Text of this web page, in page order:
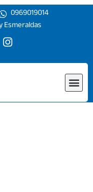
0969019014
Esmeraldas
I
s
r